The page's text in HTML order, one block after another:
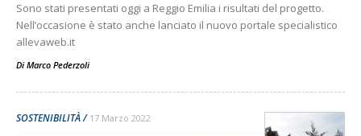
Sono stati presentati oggi a Reggio Emilia i risultati del progetto.
Nell’occasione è stato anche lanciato il nuovo portale specialistico
allevaweb.it
Di Marco Pederzoli
SOSTENIBILITÀ 17 Marzo 2022